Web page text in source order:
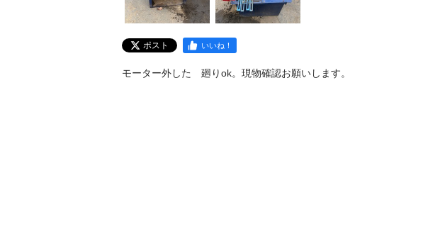
ポスト いいね！
モーター外した　廻りok。現物確認お願いします。